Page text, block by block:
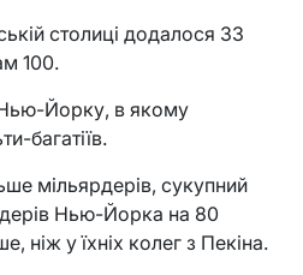
столиці додалося 33
100.
Йорку, в якому
багатіїв.
мільярдерів, сукупний
Нью-Йорка на 80
ніж у їхніх колег з Пекіна.